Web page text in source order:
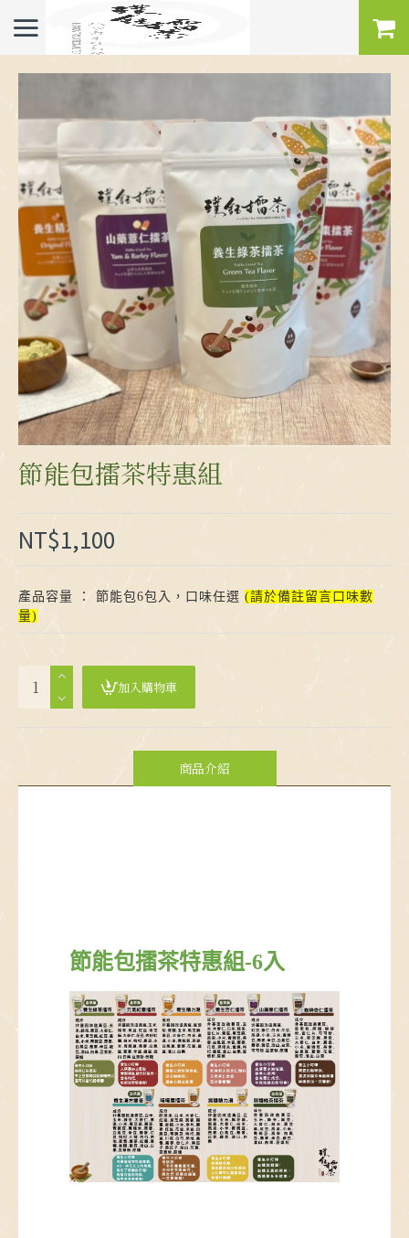
節能包擂茶特惠組
NT$1,100
產品容量 ： 節能包6包入，口味任選 (請於備註留言口味數
量)
加入購物車
商品介紹
節能包擂茶特惠組-6入